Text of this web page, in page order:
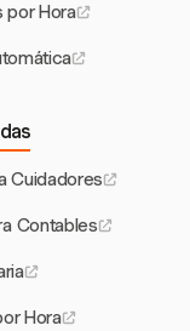
por Hora
Cuidadores
Contables
Hora